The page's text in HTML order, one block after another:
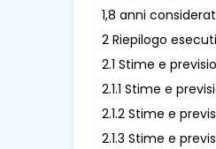
1,8 anni
2 Riepilogo
2.1 Stime e
2.1.1 Stime e
2.1.2 Stime e
2.1.3 Stime e